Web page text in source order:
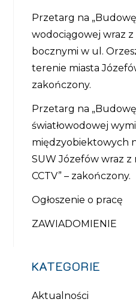
Przetarg na „Budowę
wodociągowej wraz
bocznymi w ul.
terenie miasta
zakończony.
Przetarg na „Budowę
światłowodowej
międzyobiektowych
SUW Józefów wraz
CCTV” – zakończony.
Ogłoszenie o pracę
ZAWIADOMIENIE
KATEGORIE
Aktualności